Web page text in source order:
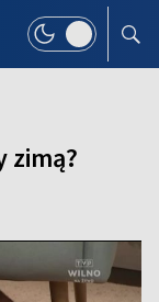
zimą?